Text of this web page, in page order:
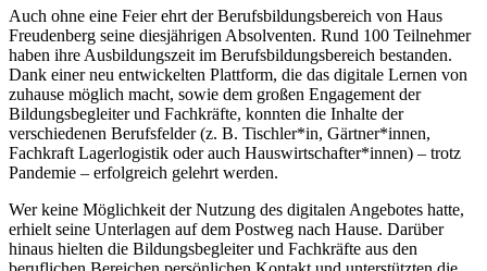
Auch ohne eine Feier ehrt der Berufsbildungsbereich von Haus
Freudenberg seine diesjährigen Absolventen. Rund 100 Teilnehmer
haben ihre Ausbildungszeit im Berufsbildungsbereich bestanden.
Dank einer neu entwickelten Plattform, die das digitale Lernen von
zuhause möglich macht, sowie dem großen Engagement der
Bildungsbegleiter und Fachkräfte, konnten die Inhalte der
verschiedenen Berufsfelder (z. B. Tischler*in, Gärtner*innen,
Fachkraft Lagerlogistik oder auch Hauswirtschafter*innen) – trotz
Pandemie – erfolgreich gelehrt werden.
Wer keine Möglichkeit der Nutzung des digitalen Angebotes hatte,
erhielt seine Unterlagen auf dem Postweg nach Hause. Darüber
hinaus hielten die Bildungsbegleiter und Fachkräfte aus den